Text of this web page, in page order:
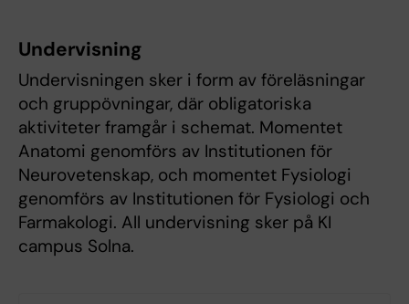
Undervisning
Undervisningen sker i form av föreläsningar
och gruppövningar, där obligatoriska
aktiviteter framgår i schemat. Momentet
Anatomi genomförs av Institutionen för
Neurovetenskap, och momentet Fysiologi
genomförs av Institutionen för Fysiologi och
Farmakologi. All undervisning sker på KI
campus Solna.